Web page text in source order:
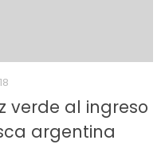
verde al ingreso
argentina